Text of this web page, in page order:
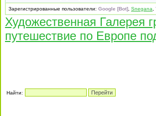
Зарегистрированные пользователи: Google [Bot] Snegana
Художественная Галерея
путешествие по Европе
Найти: